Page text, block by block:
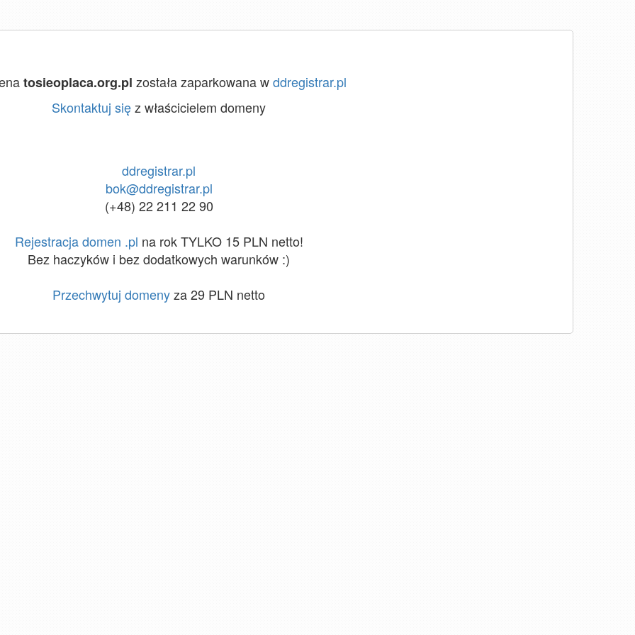
tosieoplaca.org.pl została zaparkowana wddregistrar.pl
Skontaktuj sięz właścicielem domeny
ddregistrar.pl
bok@ddregistrar.pl
(+48) 22 211 22 90
Rejestracja domen .pl na rok TYLKO 15 PLN netto!
Bez haczyków i bez dodatkowych warunków :)
Przechwytuj domenyza 29 PLN netto